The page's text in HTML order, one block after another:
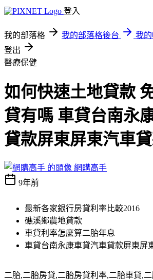
登入
我的部落格 我的部落格後台
我
登出
醫療保健
如何快速土地貸款
貸有嗎 車貸台南永
貸款屏東屏東汽車
網購高手
9年前
最新各家銀行房貸利率比較2016
礁溪鄉農地貸款
車貸利率怎麼算二胎年息
車貸台南永康車貸汽車貸款屏東屏
二胎,二胎房貸,二胎房貸利率,二胎車貸,